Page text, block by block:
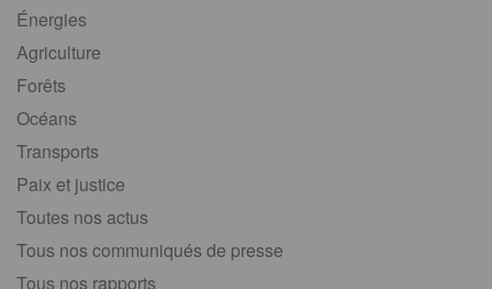
Énergies
Agriculture
Forêts
Océans
Transports
Paix et justice
Toutes nos actus
Tous nos communiqués de presse
Tous nos rapports